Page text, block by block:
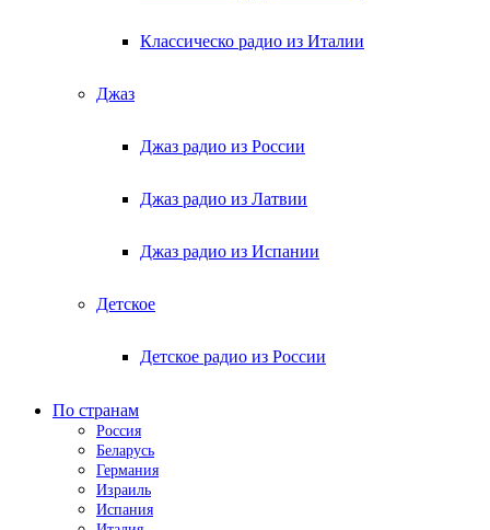
Классическо радио из Италии
Джаз
Джаз радио из России
Джаз радио из Латвии
Джаз радио из Испании
Детское
Детское радио из России
По странам
Россия
Беларусь
Германия
Израиль
Испания